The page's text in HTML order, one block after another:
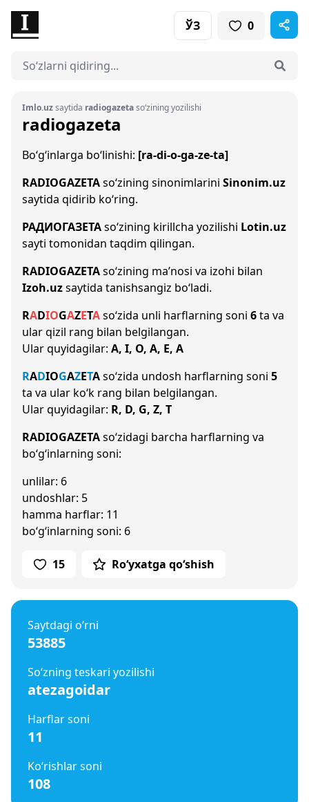
ЎЗ 0
Imlo.uzsaytida radiogazetaso‘zining yozilishi
radiogazeta
Bo‘g‘inlarga bo‘linishi: [ra-di-o-ga-ze-ta]
RADIOGAZETAso‘zining sinonimlarini Sinonim.uz
saytida qidirib ko‘ring.
РАДИОГАЗЕТАso‘zining kirillcha yozilishi Lotin.uz
sayti tomonidan taqdim qilingan.
RADIOGAZETAso‘zining ma’nosi va izohi bilan
Izoh.uzsaytida tanishsangiz bo‘ladi.
RADIOGAZETAso‘zida unli harflarning soni 6ta va
ular qizil rang bilan belgilangan.
Ular quyidagilar: A, I, O, A, E, A
RADIOGAZETAso‘zida undosh harflarning soni 5
ta va ular ko‘k rang bilan belgilangan.
Ular quyidagilar: R, D, G, Z, T
RADIOGAZETAso‘zidagi barcha harflarning va
bo‘g‘inlarning soni:
unlilar: 6
undoshlar: 5
hamma harflar: 11
bo‘g‘inlarning soni: 6
15 Ro‘yxatga qo‘shish
Saytdagi o‘rni
53885
So‘zning teskari yozilishi
atezagoidar
Harflar soni
11
Ko‘rishlar soni
108